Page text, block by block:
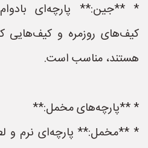
* **جین:** پارچه‌ای
کیف‌های روزمره و کیف‌هایی
هستند، مناسب است.
* **پارچه‌های مخمل:**
* **مخمل:** پارچه‌ای نرم و